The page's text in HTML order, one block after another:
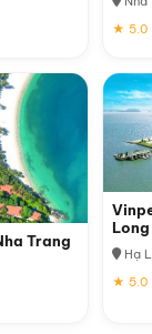
★ 5.0
Trang
Long
Hạ
★ 5.0